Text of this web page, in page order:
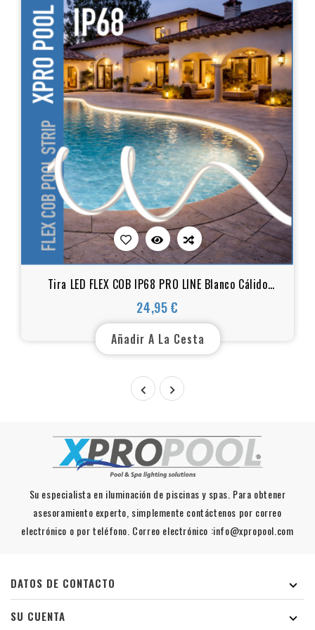
Tira LED FLEX COB IP68 PRO LINE Blanco Cálido
3000K | 10x5mm y 14x6mm | Fabricación a medida
24,95 €
Precio
Añadir A La Cesta
 
Su especialista en iluminación de piscinas y spas. Para obtener
asesoramiento experto, simplemente contáctenos por correo
electrónico o por teléfono. Correo electrónico :info@xpropool.com
DATOS DE CONTACTO

SU CUENTA
